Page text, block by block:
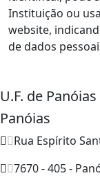
Instituição ou
website,
de dados
U.F. de
Panóias
Rua Espírito
7670 - 405 -